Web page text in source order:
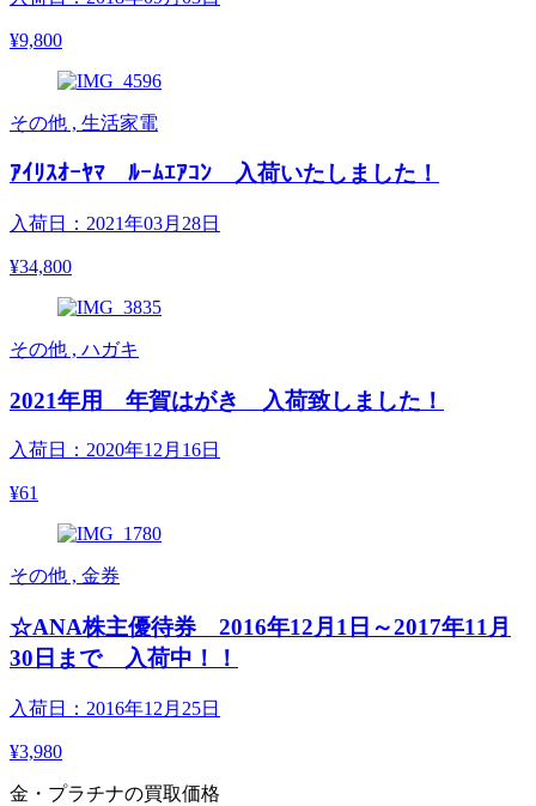
¥9,800
その他 , 生活家電
ｱｲﾘｽｵｰﾔﾏ ﾙｰﾑｴｱｺﾝ 入荷いたしました！
入荷日：2021年03月28日
¥34,800
その他 , ハガキ
2021年用 年賀はがき 入荷致しました！
入荷日：2020年12月16日
¥61
その他 , 金券
☆ANA株主優待券 2016年12月1日～2017年11月
30日まで 入荷中！！
入荷日：2016年12月25日
¥3,980
金・プラチナの買取価格